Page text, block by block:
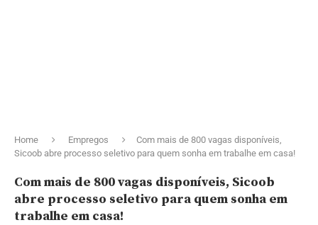
Home Empregos
Com mais de 800 vagas disponíveis,
Sicoob abre processo seletivo para quem sonha em trabalhe em casa!
Com mais de 800 vagas disponíveis, Sicoob
abre processo seletivo para quem sonha em
trabalhe em casa!